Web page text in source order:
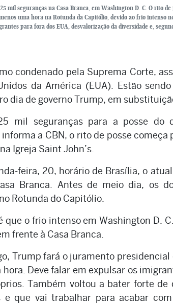
mil seguranças na Casa Branca, em Washington D. C. O rito de
uma hora na Rotunda da Capitólio, devido ao frio intenso
para fora dos EUA, desvalorização da diversidade e,
condenado pela Suprema Corte,
da América (EUA). Estão
dia de governo Trump, em
mil seguranças para a posse do
a CBN, o rito de posse começa
Igreja Saint John’s.
feira, 20, horário de Brasília, o
Branca. Antes de meio dia, os
Rotunda do Capitólio.
que o frio intenso em Washington D.
frente à Casa Branca.
Trump fará o juramento presidencial
Deve falar em expulsar os
Também voltou a bater forte de
e que vai trabalhar para acabar